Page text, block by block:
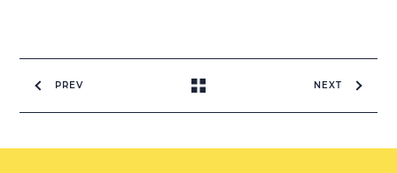
PREV NEXT